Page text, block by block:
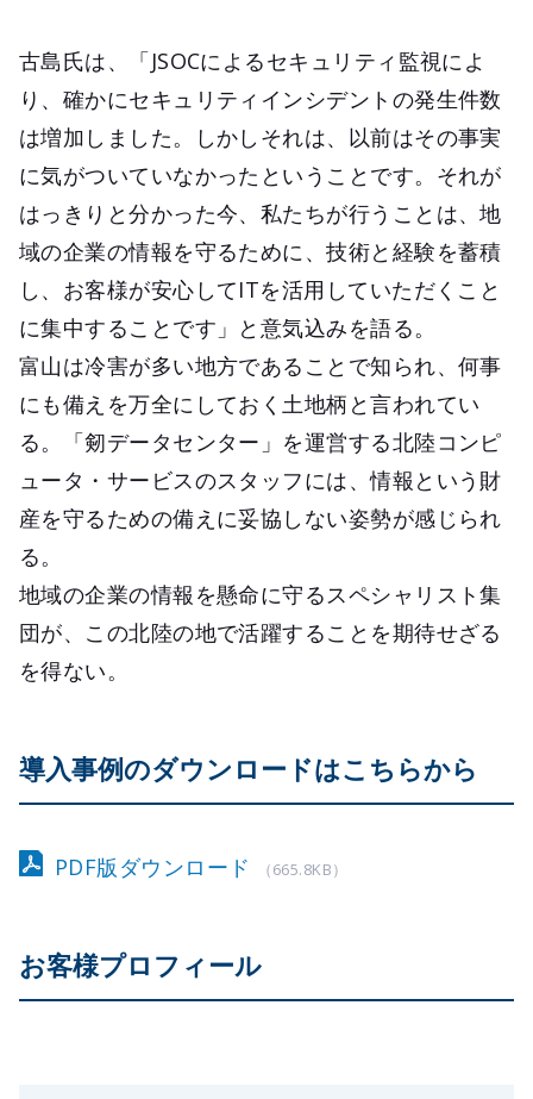
古島氏は、「JSOCによるセキュリティ監視によ
り、確かにセキュリティインシデントの発生件数
は増加しました。しかしそれは、以前はその事実
に気がついていなかったということです。それが
はっきりと分かった今、私たちが行うことは、地
域の企業の情報を守るために、技術と経験を蓄積
し、お客様が安心してITを活用していただくこと
に集中することです」と意気込みを語る。
富山は冷害が多い地方であることで知られ、何事
にも備えを万全にしておく土地柄と言われてい
る。「剱データセンター」を運営する北陸コンピ
ュータ・サービスのスタッフには、情報という財
産を守るための備えに妥協しない姿勢が感じられ
る。
地域の企業の情報を懸命に守るスペシャリスト集
団が、この北陸の地で活躍することを期待せざる
を得ない。
導入事例のダウンロードはこちらから
PDF版ダウンロード （665.8KB）
お客様プロフィール